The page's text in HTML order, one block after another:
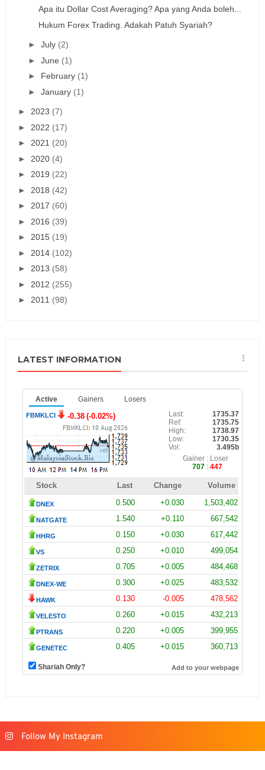
Apa itu Dollar Cost Averaging? Apa yang Anda boleh...
Hukum Forex Trading. Adakah Patuh Syariah?
► July (2)
► June (1)
► February (1)
► January (1)
► 2023 (7)
► 2022 (17)
► 2021 (20)
► 2020 (4)
► 2019 (22)
► 2018 (42)
► 2017 (60)
► 2016 (39)
► 2015 (19)
► 2014 (102)
► 2013 (58)
► 2012 (255)
► 2011 (98)
LATEST INFORMATION
Follow My Instagram